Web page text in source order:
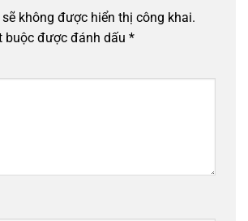
không được hiển thị công khai.
buộc được đánh dấu *